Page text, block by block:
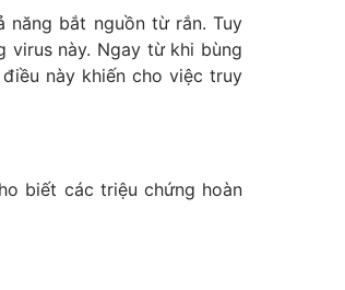
năng bắt nguồn từ rắn. Tuy
virus này. Ngay từ khi bùng
này khiến cho việc truy
biết các triệu chứng hoàn